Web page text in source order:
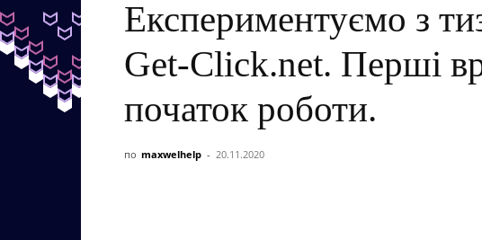
Експериментуємо з
Get-Click.net. Перші
початок роботи.
по maxwelhelp - 20.11.2020